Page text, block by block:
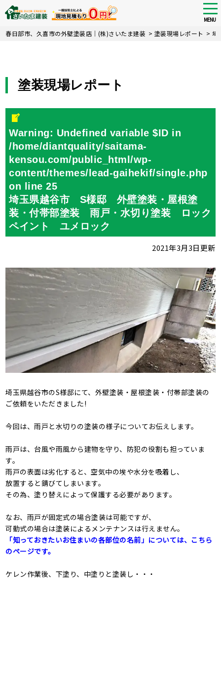
Skip
MENU
春日部市、久喜市の外壁塗装店｜(株)さいたま建装 > 塗装現場レポート >埼
塗装現場レポート
Warning: Undefined variable $ID in
/home/diantquality/saitama-
kensou.com/public_html/wp-
content/themes/lead-gaihekif/single.php
on line25
埼玉県越谷市 S様邸 外壁塗装・屋根塗
装・付帯部塗装 雨戸・水切り塗装 ロック
ペイント ユメロック
2021年3月3日更新
埼玉県越谷市のS様邸にて、外壁塗装・屋根塗装・付帯部塗装の
ご依頼をいただきました!
今回は、雨戸と水切りの塗装の様子についてお伝えします。
雨戸は、台風や雨風から建物を守り、防犯の役割も担っていま
す。
雨戸の表面は劣化すると、空気中の埃や水分を吸着し、
放置すると錆びてしまいます。
その為、塗り替えによって保護する必要があります。
なお、雨戸が固定式の場合塗装は可能ですが、
可動式の場合は塗装によるメンテナンスは行えません。
「知っておきたいお住まいの各部位の名前」については、こちら
のページです。
ケレン作業後、下塗り、中塗りと塗装し・・・